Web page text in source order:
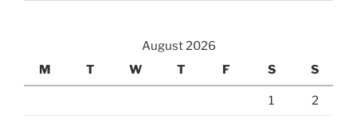
August 2026
M
T W T F S S
1 2